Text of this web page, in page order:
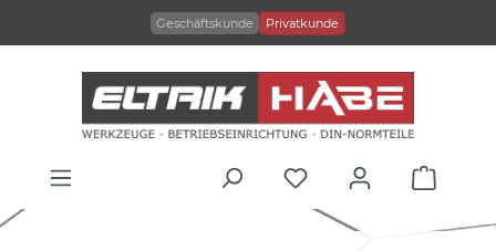
Geschäftskunde Privatkunde